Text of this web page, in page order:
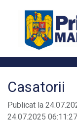
Casatorii
Publicat la
24.07.2025 06:11:27